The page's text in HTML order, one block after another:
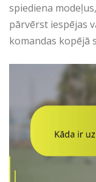
spiediena
pārvērst iespējas
komandas kopējā